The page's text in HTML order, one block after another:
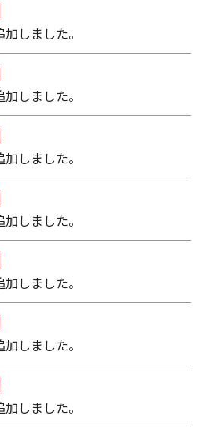
しました。
しました。
しました。
しました。
しました。
しました。
しました。